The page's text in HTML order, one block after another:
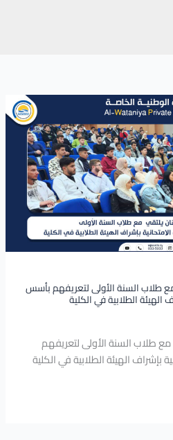
طلاب السنة الأولى لتعريفهم بأسس
الهيئة الطلابية في الكلية
طلاب السنة الأولى لتعريفهم
بإشراف الهيئة الطلابية في الكلية